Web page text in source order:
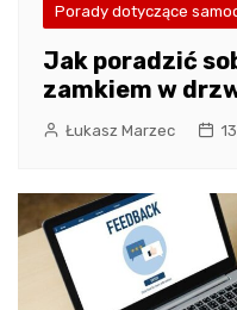
Porady dotyczące
Jak poradzić
zamkiem w
Łukasz Marzec